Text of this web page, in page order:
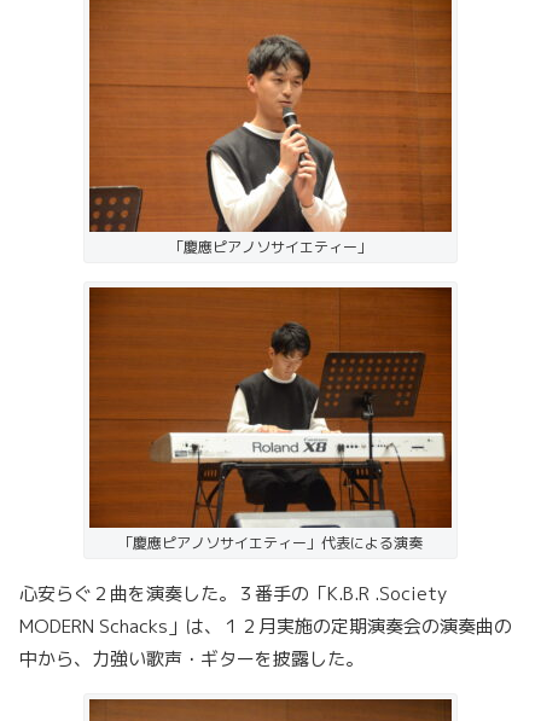
「慶應ピアノソサイエティー」
「慶應ピアノソサイエティー」代表による演奏
心安らぐ２曲を演奏した。３番手の「K.B.R .Society
MODERN Schacks」は、１２月実施の定期演奏会の演奏曲の
中から、力強い歌声・ギターを披露した。